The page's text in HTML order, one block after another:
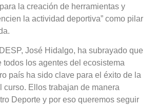
la creación de herramientas y
la actividad deportiva” como pilar
José Hidalgo, ha subrayado que
todos los agentes del ecosistema
país ha sido clave para el éxito de la
curso. Ellos trabajan de manera
Deporte y por eso queremos seguir